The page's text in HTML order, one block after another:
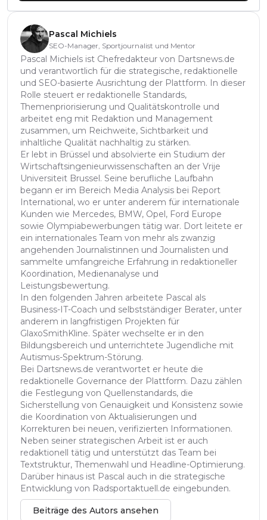
Pascal Michiels
SEO-Manager, Sportjournalist und Mentor
Pascal Michiels ist Chefredakteur von Dartsnews.de
und verantwortlich für die strategische, redaktionelle
und SEO-basierte Ausrichtung der Plattform. In dieser
Rolle steuert er redaktionelle Standards,
Themenpriorisierung und Qualitätskontrolle und
arbeitet eng mit Redaktion und Management
zusammen, um Reichweite, Sichtbarkeit und
inhaltliche Qualität nachhaltig zu stärken.
Er lebt in Brüssel und absolvierte ein Studium der
Wirtschaftsingenieurwissenschaften an der Vrije
Universiteit Brussel. Seine berufliche Laufbahn
begann er im Bereich Media Analysis bei Report
International, wo er unter anderem für internationale
Kunden wie Mercedes, BMW, Opel, Ford Europe
sowie Olympiabewerbungen tätig war. Dort leitete er
ein internationales Team von mehr als zwanzig
angehenden Journalistinnen und Journalisten und
sammelte umfangreiche Erfahrung in redaktioneller
Koordination, Medienanalyse und
Leistungsbewertung.
In den folgenden Jahren arbeitete Pascal als
Business-IT-Coach und selbstständiger Berater, unter
anderem in langfristigen Projekten für
GlaxoSmithKline. Später wechselte er in den
Bildungsbereich und unterrichtete Jugendliche mit
Autismus-Spektrum-Störung.
Bei Dartsnews.de verantwortet er heute die
redaktionelle Governance der Plattform. Dazu zählen
die Festlegung von Quellenstandards, die
Sicherstellung von Genauigkeit und Konsistenz sowie
die Koordination von Aktualisierungen und
Korrekturen bei neuen, verifizierten Informationen.
Neben seiner strategischen Arbeit ist er auch
redaktionell tätig und unterstützt das Team bei
Textstruktur, Themenwahl und Headline-Optimierung.
Darüber hinaus ist Pascal auch in die strategische
Entwicklung von Radsportaktuell.de eingebunden.
Beiträge des Autors ansehen